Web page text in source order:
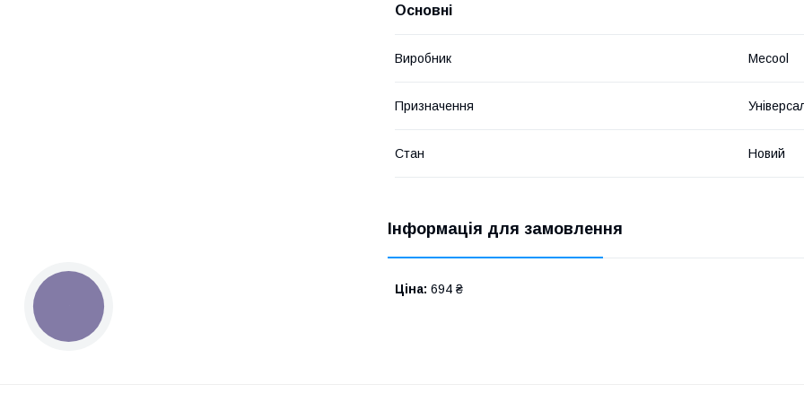
Основні
Виробник Mecool
Призначення
Стан Новий
Інформація для замовлення
Ціна: 694 ₴